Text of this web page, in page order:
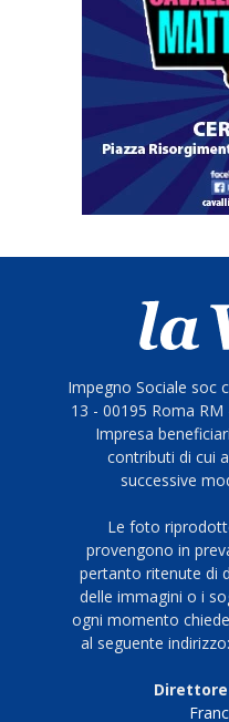
Impegno Sociale soc
13 - 00195 Roma
Impresa
contributi di cui
successive
Le foto
provengono in
pertanto ritenute di
delle immagini o i
ogni momento
al seguente
Direttore